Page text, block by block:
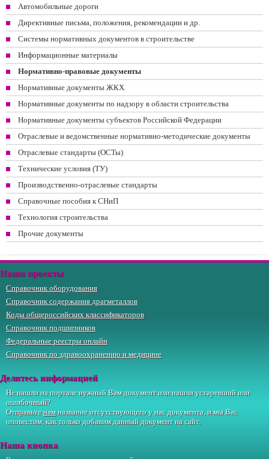
Автомобильные дороги
Директивные письма, положения, рекомендации и др.
Системы нормативных документов в строительстве
Информационные материалы
Нормативно-правовые документы
Нормативные документы ЖКХ
Нормативные документы по надзору в области строительства
Нормативные документы субъектов Российской Федерации
Отраслевые и ведомственные нормативно-методические документы
Отраслевые стандарты (ОСТы)
Технические условия (ТУ)
Производственно-отраслевые стандарты
Справочные пособия к СНиП
Технология строительства
Прочие документы
Наши проекты
Справочник оборудования
Справочник содержания драгметаллов
Коды общероссийских классификаторов
Справочник подшипников
Федеральные реестры онлайн
Справочник по здравоохранению и медицине
Делитесь информацией
Не нашли на портале нужный Вам документ или нашли устаревший или
ошибочный?
Отправьтенамназвание отсутствующего у нас документа, и мы Вас
оповестим, как только добавим данный документ на сайт.
Наша кнопка